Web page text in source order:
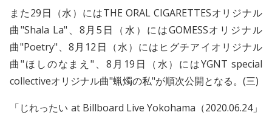
また29日（水）にはTHE ORAL CIGARETTESオリジナル
曲"Shala La"、8月5日（水）にはGOMESSオリジナル
曲"Poetry"、8月12日（水）にはヒグチアイオリジナル
曲"ほしのなまえ"、8月19日（水）にはYGNT special
collectiveオリジナル曲"蝋燭の私"が順次公開となる。(三)
「じれったい at Billboard Live Yokohama（2020.06.24」